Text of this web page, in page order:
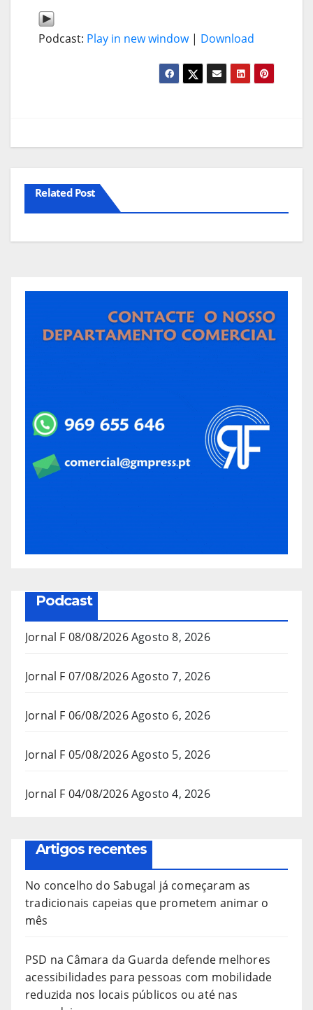
Podcast: Play in new window| Download
Related Post
Podcast
Jornal F 08/08/2026Agosto 8, 2026
Jornal F 07/08/2026Agosto 7, 2026
Jornal F 06/08/2026Agosto 6, 2026
Jornal F 05/08/2026Agosto 5, 2026
Jornal F 04/08/2026Agosto 4, 2026
Artigos recentes
No concelho do Sabugal já começaram as
tradicionais capeias que prometem animar o
mês
PSD na Câmara da Guarda defende melhores
acessibilidades para pessoas com mobilidade
reduzida nos locais públicos ou até nas